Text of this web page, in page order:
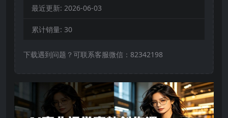
最近更新: 2026-06-03
累计销量: 30
下载遇到问题？可联系客服微信：82342198